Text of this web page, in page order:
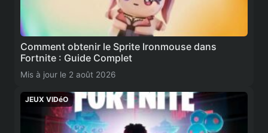
Comment obtenir le Sprite Ironmouse dans
Fortnite : Guide Complet
Mis à jour le 2 août 2026
JEUX VIDéO